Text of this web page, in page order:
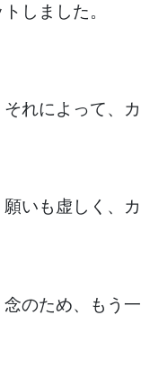
トしました。
れによって、カ
いも虚しく、カ
のため、もう一